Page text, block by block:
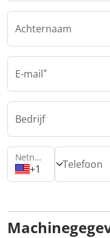
Achternaam
E-mail
Bedrijf
Netnummer
+1 Telefoon